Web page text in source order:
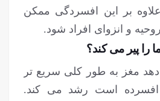
بر این افسردگی ممکن
و انزوای افراد شود.
را پیر می کند؟
مغز به طور کلی سریع تر
افسرده است رشد می کند.